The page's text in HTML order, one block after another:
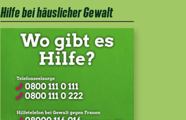
Hilfe bei häuslicher Gewalt